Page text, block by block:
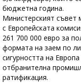
бюджетна година.
Министерският съвет
с Европейската
261 700 000 евро за
формата на заем по
сигурността на
отбранителна
ратификация.